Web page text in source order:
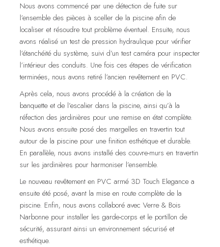
Nous avons commencé par une détection de fuite sur
l’ensemble des pièces à sceller de la piscine afin de
localiser et résoudre tout problème éventuel. Ensuite, nous
avons réalisé un test de pression hydraulique pour vérifier
l’étanchéité du système, suivi d’un test caméra pour inspecter
l’intérieur des conduits. Une fois ces étapes de vérification
terminées, nous avons retiré l’ancien revêtement en PVC.
Après cela, nous avons procédé à la création de la
banquette et de l’escalier dans la piscine, ainsi qu’à la
réfection des jardinières pour une remise en état complète.
Nous avons ensuite posé des margelles en travertin tout
autour de la piscine pour une finition esthétique et durable.
En parallèle, nous avons installé des couvre-murs en travertin
sur les jardinières pour harmoniser l’ensemble.
Le nouveau revêtement en PVC armé 3D Touch Elegance a
ensuite été posé, avant la mise en route complète de la
piscine. Enfin, nous avons collaboré avec Verre & Bois
Narbonne pour installer les garde-corps et le portillon de
sécurité, assurant ainsi un environnement sécurisé et
esthétique.